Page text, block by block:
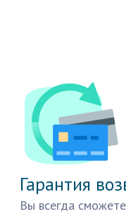
Гарантия
Вы всегда